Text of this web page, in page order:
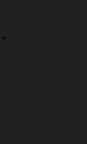
*Obligatoire